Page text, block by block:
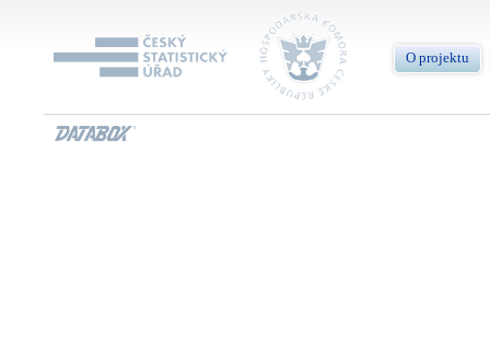
O projektu